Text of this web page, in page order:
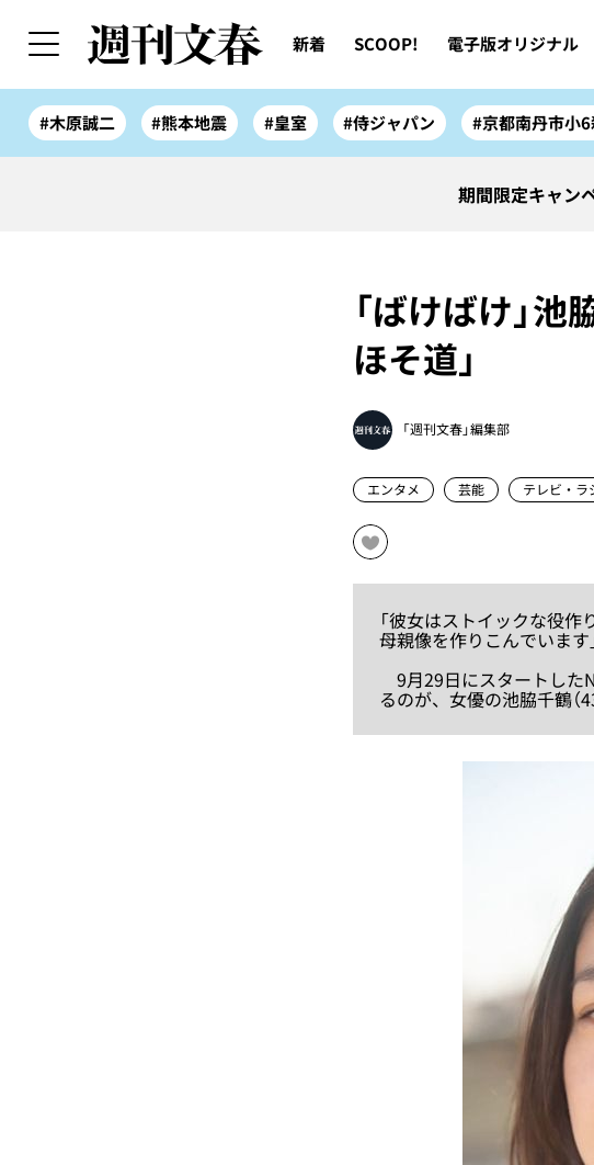
新着 SCOOP! 電子版オリジナル
#木原誠二 #熊本地震 #皇室 #侍ジャパン #京都南丹市小
期間限定キャン
「ばけばけ」池
ほそ道」
「週刊文春」編集部
エンタメ 芸能 テレビ・ラ
「彼女はストイックな役
母親像を作りこんでいます
9月29日にスタートした
るのが、女優の池脇千鶴（43